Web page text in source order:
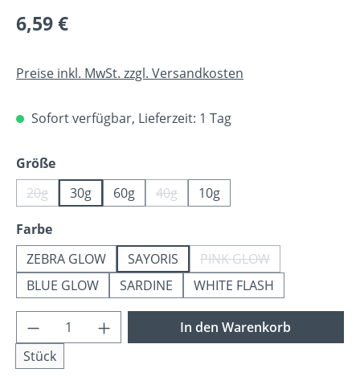
Regulärer Preis:
6,59 €
Preise inkl. MwSt. zzgl. Versandkosten
Sofort verfügbar, Lieferzeit: 1 Tag
Größeauswählen
20g(Diese Option ist zurzeit nicht verfügbar.)
30g 60g 40g(Diese Option ist zurzeit nicht
10g
Farbeauswählen
ZEBRA GLOW
SAYORIS PINK GLOW(Diese Option ist
BLUE GLOW SARDINE WHITE FLASH
Produkt Anzahl: Gib den gewünschten
Stück
In den Warenkorb